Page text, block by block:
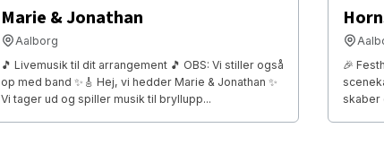
Marie & Jonathan
Aalborg
🎵 Livemusik til dit arrangement 🎵 OBS: Vi stiller også
op med band ✨🎸 Hej, vi hedder Marie & Jonathan ✨
Vi tager ud og spiller musik til bryllupp...
🎉
skaber